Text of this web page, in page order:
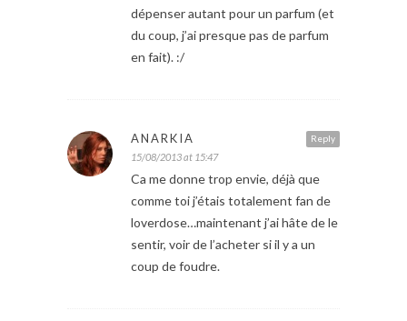
dépenser autant pour un parfum (et
du coup, j’ai presque pas de parfum
en fait). :/
Reply
ANARKIA
15/08/2013 at 15:47
Ca me donne trop envie, déjà que
comme toi j’étais totalement fan de
loverdose…maintenant j’ai hâte de le
sentir, voir de l’acheter si il y a un
coup de foudre.